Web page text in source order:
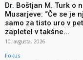
Dr. Boštjan M. Turk o
Musarjeve: “Če se je
samo za tisto uro v
zapletel v takšne...
10. avgusta, 2026
Fokus